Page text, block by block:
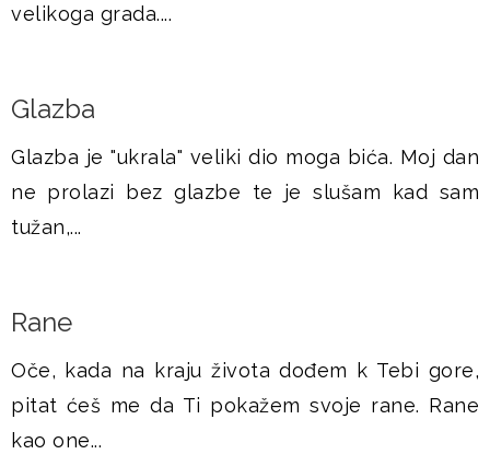
velikoga grada....
Glazba
Glazba je "ukrala" veliki dio moga bića. Moj dan
ne prolazi bez glazbe te je slušam kad sam
tužan,...
Rane
Oče, kada na kraju života dođem k Tebi gore,
pitat ćeš me da Ti pokažem svoje rane. Rane
kao one...